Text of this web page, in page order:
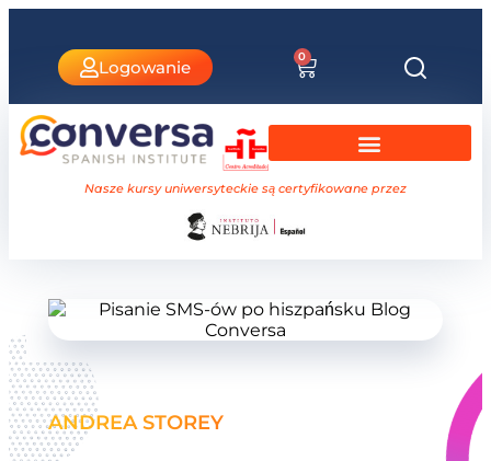
Logowanie
0
Nasze kursy uniwersyteckie są certyfikowane przez
ANDREA STOREY